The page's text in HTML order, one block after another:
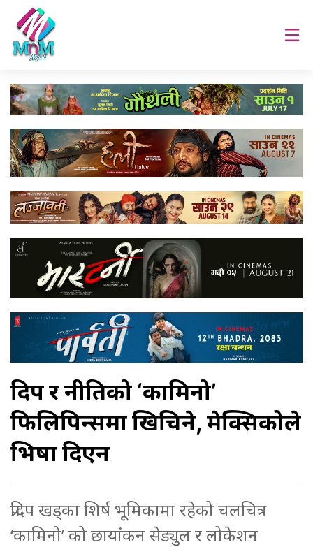
प्रदिप र नीतिको ‘कामिनो’
फिलिपिन्समा खिचिने, मेक्सिकोले
भिषा दिएन
प्रदिप खड्का शिर्ष भूमिकामा रहेको चलचित्र
‘कामिनो’ को छायांकन सेड्युल र लोकेशन